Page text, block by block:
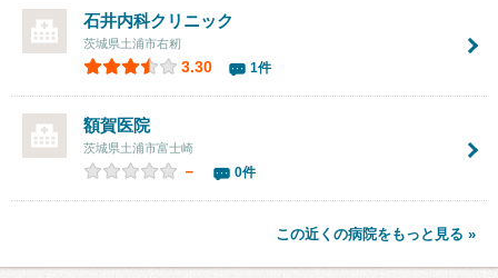
石井内科クリニック
茨城県土浦市右籾
3.30 1件
額賀医院
茨城県土浦市富士崎
－ 0件
この近くの病院をもっと見る »